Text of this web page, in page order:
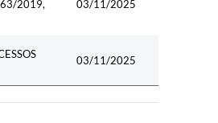
2019,
03/11/2025
03/11/2025